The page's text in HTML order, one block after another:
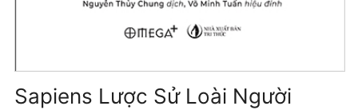
Sapiens Lược Sử Loài Người